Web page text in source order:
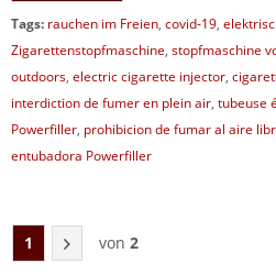
Tags: rauchen im Freien, covid-19,
Zigarettenstopfmaschine, stopfmaschine
outdoors, electric cigarette injector,
interdiction de fumer en plein air, tubeuse
Powerfiller, prohibicion de fumar al aire
entubadora Powerfiller
1 von 2